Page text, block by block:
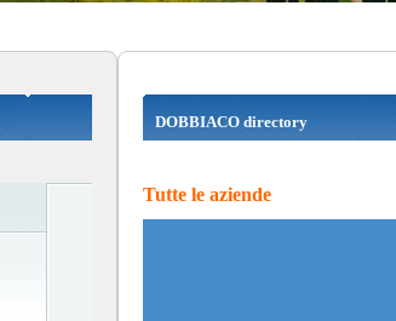
DOBBIACO directory
Tutte le aziende